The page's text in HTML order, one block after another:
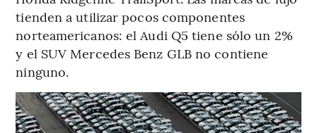
tienden a utilizar pocos componentes
norteamericanos: el Audi Q5 tiene sólo un 2%
y el SUV Mercedes Benz GLB no contiene
ninguno.